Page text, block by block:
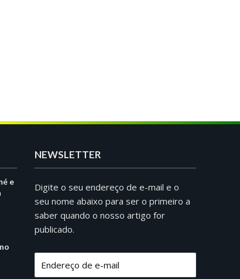
e
NEWSLETTER
Digite o seu endereço de e-mail e o
seu nome abaixo para ser o primeiro a
saber quando o nosso artigo for
publicado.